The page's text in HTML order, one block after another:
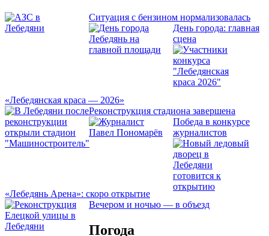
Ситуация с бензином нормализовалась
День города: главная
сцена
«Лебедянская краса — 2026»
Реконструкция стадиона завершена
Победа в конкурсе
журналистов
«Лебедянь Арена»: скоро открытие
Вечером и ночью — в объезд
Погода